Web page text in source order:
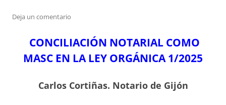
Deja un comentario
CONCILIACIÓN NOTARIALCOMO
MASC EN LA LEY ORGÁNICA 1/2025
Carlos Cortiñas. Notario de Gijón